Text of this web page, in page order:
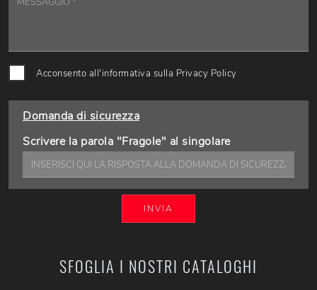
SFOGLIA I NOSTRI CATALOGHI
Acconsento all'informativa sulla Privacy Policy
Domanda di sicurezza
Scrivere la parola "Fragole" al singolare
INVIA